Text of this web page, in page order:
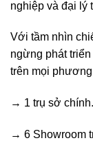
nghiệp và đại lý
Với tầm nhìn
ngừng phát
trên mọi
→ 1 trụ sở chính.
→ 6 Showroom